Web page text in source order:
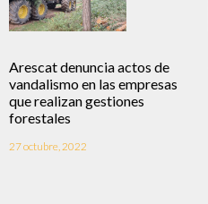
Arescat denuncia actos de
vandalismo en las empresas
que realizan gestiones
forestales
27 octubre, 2022